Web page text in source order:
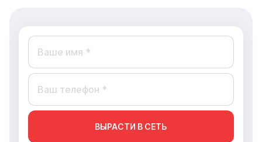
ВЫРАСТИ В СЕТЬ